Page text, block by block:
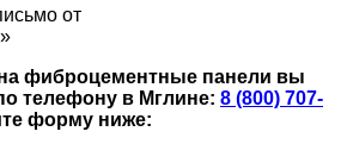
от
фиброцементные панели вы
телефону в Мглине: 8 (800) 707-
форму ниже: